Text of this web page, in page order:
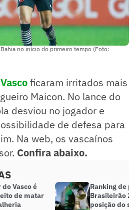
no início do primeiro tempo (Foto:
Vascoficaram irritados mais
Maicon. No lance do
desviou no jogador e
de defesa para
Na web, os vascaínos
Confira abaixo.
Vasco é
de matar
Ranking de
Brasileirão
posição do